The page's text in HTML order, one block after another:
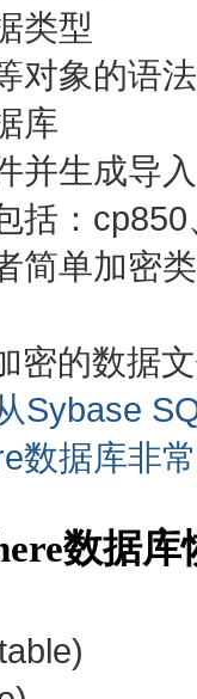
类型
对象的语法
库
并生成导
括：
简单加密
密的数据
Sybase
数据库非
数据